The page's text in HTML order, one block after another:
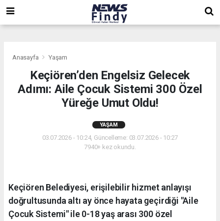
Anasayfa Yaşam
Keçiören’den Engelsiz Gelecek
Adımı: Aile Çocuk Sistemi 300 Özel
Yüreğe Umut Oldu!
YAŞAM
03.07.2026 - 10:24, Güncelleme: 03.07.2026 - 10:27
7940+ kez okundu.
Keçiören Belediyesi, erişilebilir hizmet anlayışı
doğrultusunda altı ay önce hayata geçirdiği "Aile
Çocuk Sistemi" ile 0-18 yaş arası 300 özel